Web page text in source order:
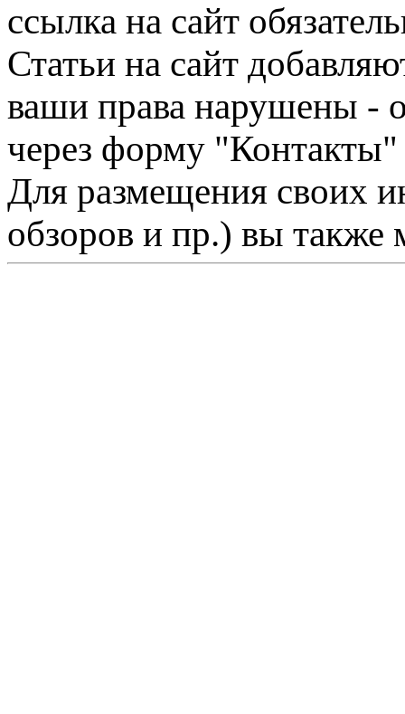
ссылка на сайт
Статьи на сайт
ваши права нарушены -
через форму "Контакты"
Для размещения своих
обзоров и пр.) вы также